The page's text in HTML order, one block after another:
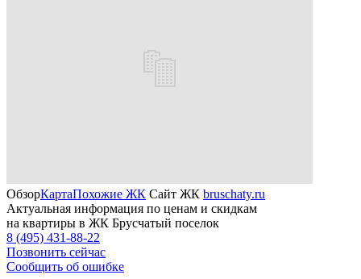
ОбзорКартаПохожие ЖК Сайт ЖК bruschaty.ru
Актуальная информация по ценам и скидкам
на квартиры в ЖК Брусчатый поселок
8 (495) 431-88-22
Позвонить сейчас
Сообщить об ошибке